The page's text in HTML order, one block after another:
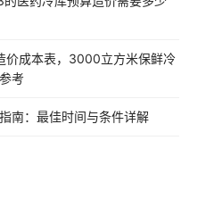
价成本表，3000立方米保鲜冷
考
南：最佳时间与条件详解